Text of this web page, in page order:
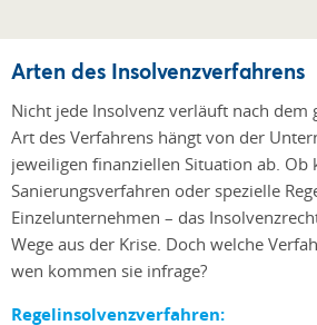
Arten des Insolvenzverfahrens
Nicht jede Insolvenz verläuft nach dem
Art des Verfahrens hängt von der
jeweiligen finanziellen Situation ab. Ob
Sanierungsverfahren oder spezielle
Einzelunternehmen – das
Wege aus der Krise. Doch welche
wen kommen sie infrage?
Regelinsolvenzverfahren: